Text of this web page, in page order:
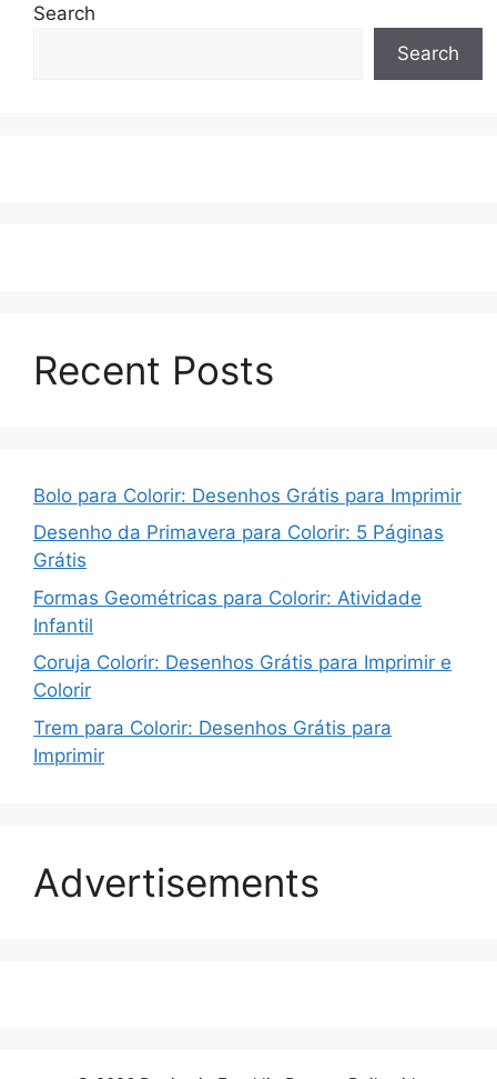
Search
Search
Recent Posts
Bolo para Colorir: Desenhos Grátis para Imprimir
Desenho da Primavera para Colorir: 5 Páginas
Grátis
Formas Geométricas para Colorir: Atividade
Infantil
Coruja Colorir: Desenhos Grátis para Imprimir e
Colorir
Trem para Colorir: Desenhos Grátis para
Imprimir
Advertisements